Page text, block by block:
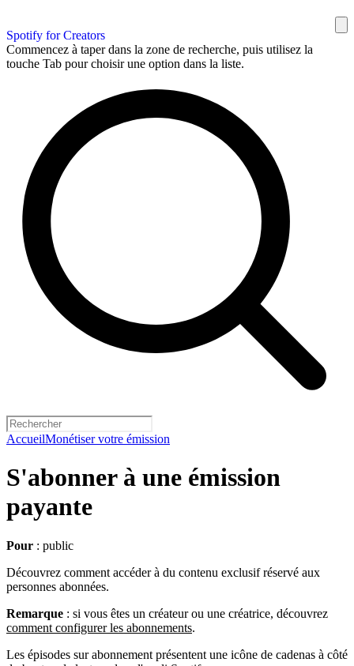
Spotify for Creators
Commencez à taper dans la zone de recherche, puis utilisez la
touche Tab pour choisir une option dans la liste.
AccueilMonétiser votre émission
S'abonner à une émission
payante
Pour : public
Découvrez comment accéder à du contenu exclusif réservé aux
personnes abonnées.
Remarque : si vous êtes un créateur ou une créatrice, découvrez
comment configurer les abonnements.
Les épisodes sur abonnement présentent une icône de cadenas à côté